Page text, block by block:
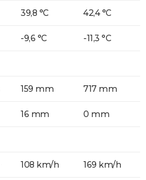
39,8 °C 42,4 °C
-9,6 °C -11,3 °C
159 mm 717 mm
16 mm 0 mm
108 km/h 169 km/h